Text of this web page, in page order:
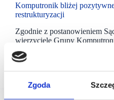
Zgoda
Komputronik bliżej
restrukturyzacji
Zgodnie z postanowieniem
wierzyciele Grupy
nad przyjęciem propozycji
ze wstępnych informacji